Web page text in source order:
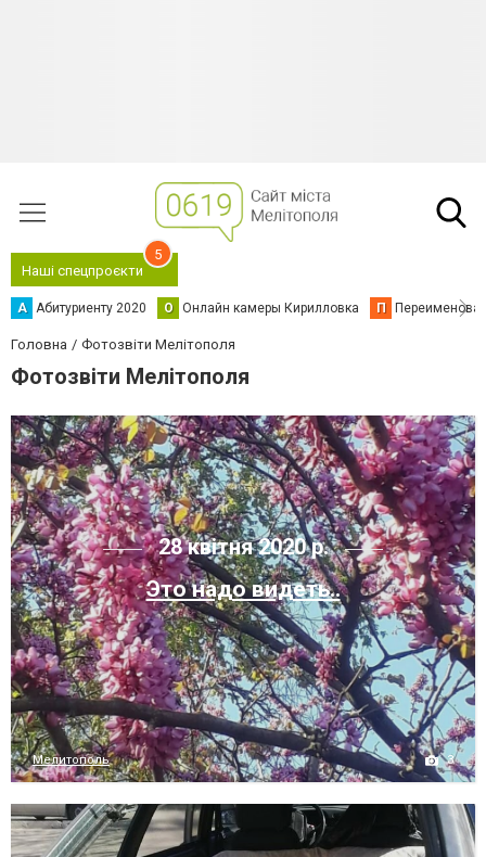
Наші спецпроєкти
5
А Абитуриенту 2020 О Онлайн камеры Кирилловка П
Головна Фотозвіти Мелітополя
Фотозвіти Мелітополя
28 квітня 2020 р.
Это надо видеть..
Мелитополь 3